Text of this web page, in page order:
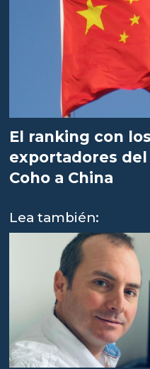
El ranking con
exportadores
Coho a China
Lea también: